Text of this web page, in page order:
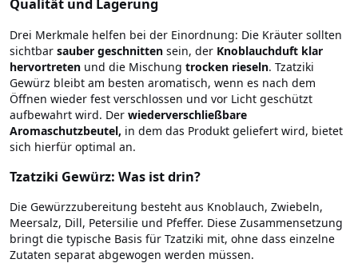
Qualität und Lagerung
Drei Merkmale helfen bei der Einordnung: Die Kräuter sollten
sichtbar sauber geschnitten sein, der Knoblauchduft klar
hervortreten und die Mischung trocken rieseln. Tzatziki
Gewürz bleibt am besten aromatisch, wenn es nach dem
Öffnen wieder fest verschlossen und vor Licht geschützt
aufbewahrt wird. Der wiederverschließbare
Aromaschutzbeutel, in dem das Produkt geliefert wird, bietet
sich hierfür optimal an.
Tzatziki Gewürz: Was ist drin?
Die Gewürzzubereitung besteht aus Knoblauch, Zwiebeln,
Meersalz, Dill, Petersilie und Pfeffer. Diese Zusammensetzung
bringt die typische Basis für Tzatziki mit, ohne dass einzelne
Zutaten separat abgewogen werden müssen.